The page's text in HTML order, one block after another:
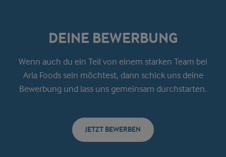
DEINE BEWERBUNG
Wenn auch du ein Teil von einem starken Team bei
Arla Foods sein möchtest, dann schick uns deine
Bewerbung und lass uns gemeinsam durchstarten.
JETZT BEWERBEN